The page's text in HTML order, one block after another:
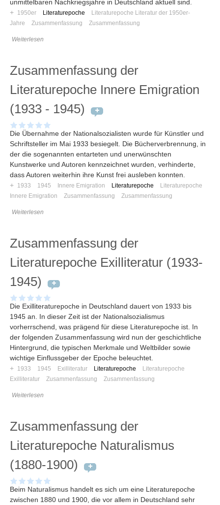
unmittelbaren Nachkriegsjahre in Deutschland aktuell sind.
+ 1950er Literaturepoche
Literaturepoche Literatur der 1950er-
Jahre
Zusammenfassung Zusammenfassung
Weiterlesen
Zusammenfassung der
Literaturepoche Innere Emigration
(1933 - 1945)
Die Übernahme der Nationalsozialisten wurde für Künstler und
Schriftsteller im Mai 1933 besiegelt. Die Bücherverbrennung, in
der die sogenannten entarteten und unerwünschten
Kunstwerke und Autoren kennzeichnet wurden, verhinderte,
dass Autoren weiterhin ihre Kunst frei ausleben konnten.
+ 1933 1945 Innere Emigration Literaturepoche
Literaturepoche
Innere Emigration
Zusammenfassung Zusammenfassung
Weiterlesen
Zusammenfassung der
Literaturepoche Exilliteratur (1933-
1945)
Die Exilliteraturepoche in Deutschland dauert von 1933 bis
1945 an. In dieser Zeit ist der Nationalsozialismus
vorherrschend, was prägend für diese Literaturepoche ist. In
der folgenden Zusammenfassung wird nun der geschichtliche
Hintergrund, die typischen Merkmale und Weltbilder sowie
wichtige Einflussgeber der Epoche beleuchtet.
+ 1933 1945 Exilliteratur Literaturepoche
Literaturepoche
Exilliteratur
Zusammenfassung Zusammenfassung
Weiterlesen
Zusammenfassung der
Literaturepoche Naturalismus
(1880-1900)
Beim Naturalismus handelt es sich um eine Literaturepoche
zwischen 1880 und 1900, die vor allem in Deutschland sehr